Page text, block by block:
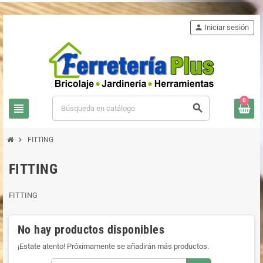
view_headline search
person Iniciar sesión
0
chevron_right FITTING
FITTING
FITTING
No hay productos disponibles
¡Estate atento! Próximamente se añadirán más productos.